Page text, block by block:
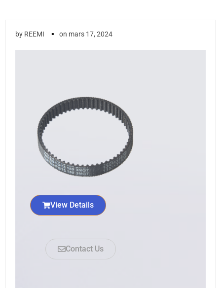
by REEMI ▪ on mars 17, 2024
View Details
Contact Us